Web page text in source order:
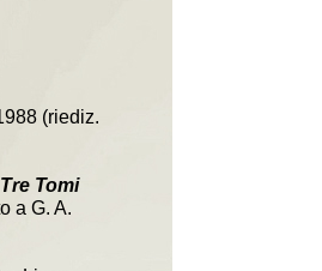
(riediz.
Tomi
a G. A.